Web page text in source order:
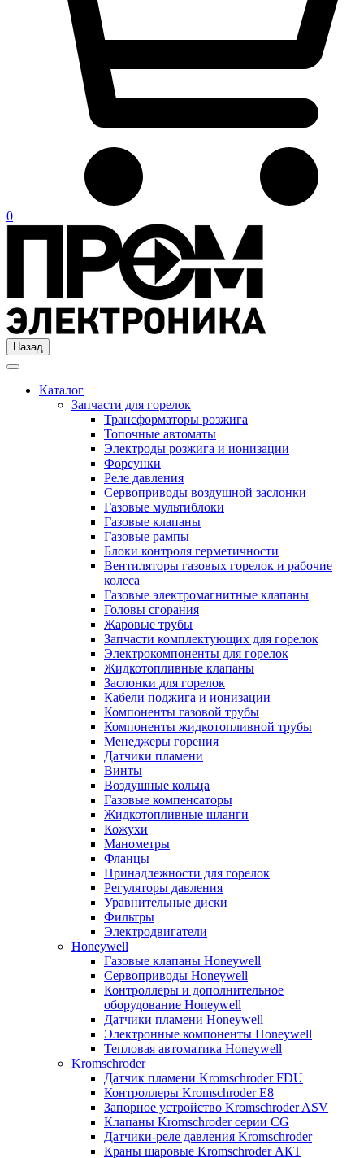
0
Назад
Каталог
Запчасти для горелок
Трансформаторы розжига
Топочные автоматы
Электроды розжига и ионизации
Форсунки
Реле давления
Сервоприводы воздушной заслонки
Газовые мультиблоки
Газовые клапаны
Газовые рампы
Блоки контроля герметичности
Вентиляторы газовых горелок и рабочие
колеса
Газовые электромагнитные клапаны
Головы сгорания
Жаровые трубы
Запчасти комплектующих для горелок
Электрокомпоненты для горелок
Жидкотопливные клапаны
Заслонки для горелок
Кабели поджига и ионизации
Компоненты газовой трубы
Компоненты жидкотопливной трубы
Менеджеры горения
Датчики пламени
Винты
Воздушные кольца
Газовые компенсаторы
Жидкотопливные шланги
Кожухи
Манометры
Фланцы
Принадлежности для горелок
Регуляторы давления
Уравнительные диски
Фильтры
Электродвигатели
Honeywell
Газовые клапаны Honeywell
Сервоприводы Honeywell
Контроллеры и дополнительное
оборудование Honeywell
Датчики пламени Honeywell
Электронные компоненты Honeywell
Тепловая автоматика Honeywell
Kromschroder
Датчик пламени Kromschroder FDU
Контроллеры Kromschroder E8
Запорное устройство Kromschroder ASV
Клапаны Kromschroder серии CG
Датчики-реле давления Kromschroder
Краны шаровые Kromschroder АКТ